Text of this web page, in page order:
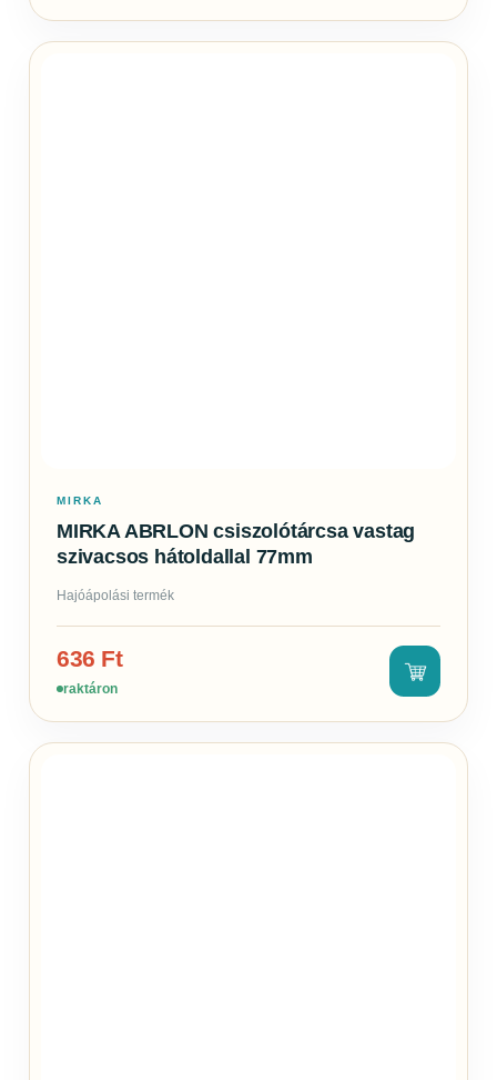
MIRKA
MIRKA ABRLON csiszolótárcsa vastag
szivacsos hátoldallal 77mm
Hajóápolási termék
636 Ft
raktáron